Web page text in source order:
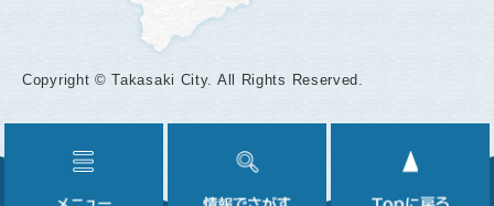
Copyright © Takasaki City. All Rights Reserved.